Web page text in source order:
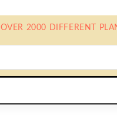
OVER 2000 DIFFERENT